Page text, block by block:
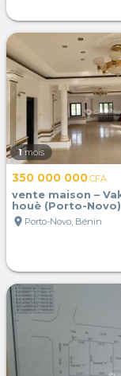
1 mois
350 000 000CFA
vente maison –
houè (Porto-Novo)
location_on Porto-Novo, Bénin